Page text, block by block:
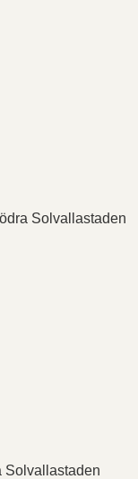
Solvallastaden
Solvallastaden